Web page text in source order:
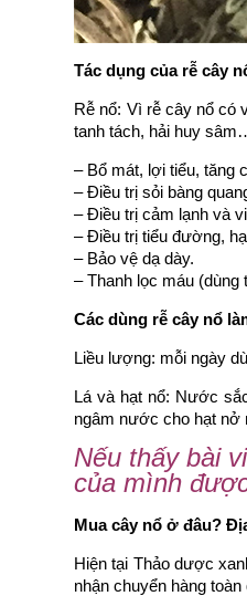
Tác dụng của rễ cây
Rễ nổ: Vì rễ cây nổ có
tanh tách, hải huy
– Bổ mát, lợi tiểu, tăng
– Điều trị sỏi bàng
– Điều trị cảm lạnh và
– Điều trị tiểu đường,
– Bảo vệ dạ dày.
– Thanh lọc máu (dùng
Các dùng rễ cây nổ
Liều lượng: mỗi ngày
Lá và hạt nổ: Nước
ngâm nước cho hạt nở
Nếu thấy bài
của mình
Mua cây nổ ở đâu?
Hiện tại Thảo dược
nhận chuyển hàng